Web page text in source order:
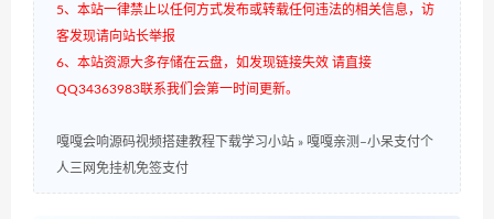
5、本站一律禁止以任何方式发布或转载任何违法的相关信息，访
客发现请向站长举报
6、本站资源大多存储在云盘，如发现链接失效 请直接
QQ34363983联系我们会第一时间更新。
嘎嘎会响源码视频搭建教程下载学习小站 » 嘎嘎亲测–小呆支付个
人三网免挂机免签支付